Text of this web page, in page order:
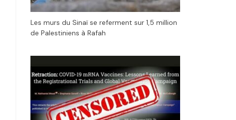
Les murs du Sinaï se referment sur 1,5 million
de Palestiniens à Rafah